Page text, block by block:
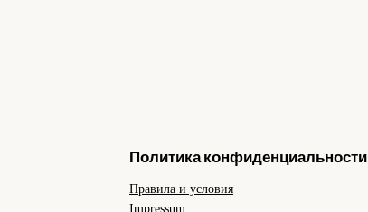
Политика конфиденциальности
Правила и условия
Impressum